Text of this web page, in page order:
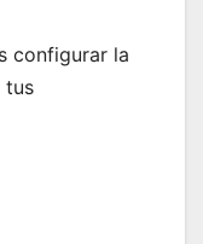
configurar la
tus